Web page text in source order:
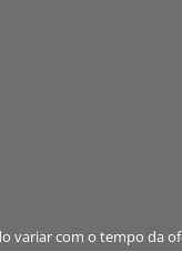
variar com o tempo